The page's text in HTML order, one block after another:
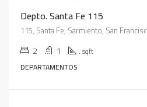
Depto. Santa Fe 115
2 1 .sqft
DEPARTAMENTOS